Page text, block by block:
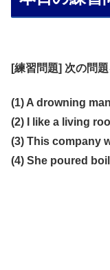
[練習問題] 次の問
(1) A drowning
(2) I like a living
(3) This company
(4) She poured